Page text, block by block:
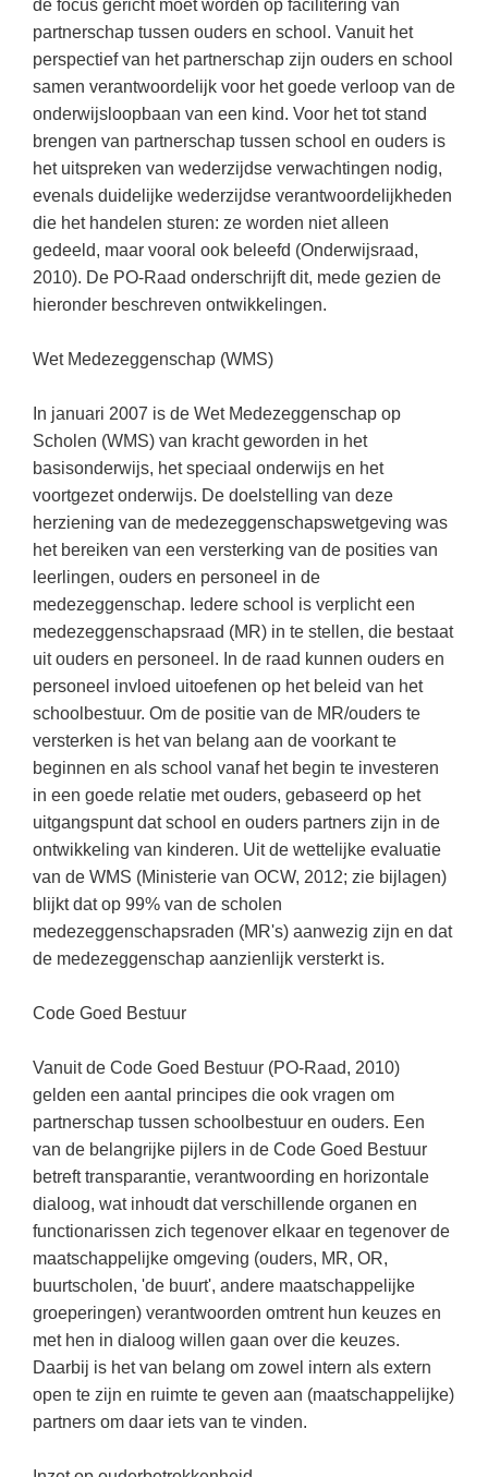
Techniek
Topografie
Verkeer
Verzorging
THEMA'S
Budgetteren
De boerderij
Eerste wereldoorlog
Evolutieleer
Feest- en Gedenkdagen
Godsdienstonderwijs
Kerstfeest
Kinderboekenweek
Kleurplaten
Mediawijsheid
Nieuws
Onderwijsprijs
Ruimte
Schoolreisideeën
Schoolspullen
Seizoenen
Seksualiteit
Sinterklaas
Startpagina onderwijs
Tweede Wereldoorlog
Taalvaardigheden
LESMATERIAAL
Beeldende Vorming
Biologie
Geld PO
Geld VO
Geschiedenis
Maatschappijleer
Sociale vaardigheden
Taalvaardigheid
Vakoverstijgend
Verzorging
MEER...
AI voor het onderwijs
Kruiswoordpuzzels
Onderwijslonen
Vrijeschoolonderwijs
Jenaplanonderwijs
Daltononderwijs
Schoolspullen
Onderwijsvacatures
Studieschuld & Hypotheek
Studenten laptop
Docentenplein nieuwsbrief
Nieuwsbrief archief
Onderwijs CV
Schoolvakanties
Huiswerkbegeleiding
Huiswerkbegeleider zoeken
Huiswerkbegeleider worden
de focus gericht moet worden op facilitering van
partnerschap tussen ouders en school. Vanuit het
perspectief van het partnerschap zijn ouders en school
samen verantwoordelijk voor het goede verloop van de
onderwijsloopbaan van een kind. Voor het tot stand
brengen van partnerschap tussen school en ouders is
het uitspreken van wederzijdse verwachtingen nodig,
evenals duidelijke wederzijdse verantwoordelijkheden
die het handelen sturen: ze worden niet alleen
gedeeld, maar vooral ook beleefd (Onderwijsraad,
2010). De PO-Raad onderschrijft dit, mede gezien de
hieronder beschreven ontwikkelingen.
Wet Medezeggenschap (WMS)
In januari 2007 is de Wet Medezeggenschap op
Scholen (WMS) van kracht geworden in het
basisonderwijs, het speciaal onderwijs en het
voortgezet onderwijs. De doelstelling van deze
herziening van de medezeggenschapswetgeving was
het bereiken van een versterking van de posities van
leerlingen, ouders en personeel in de
medezeggenschap. Iedere school is verplicht een
medezeggenschapsraad (MR) in te stellen, die bestaat
uit ouders en personeel. In de raad kunnen ouders en
personeel invloed uitoefenen op het beleid van het
schoolbestuur. Om de positie van de MR/ouders te
versterken is het van belang aan de voorkant te
beginnen en als school vanaf het begin te investeren
in een goede relatie met ouders, gebaseerd op het
uitgangspunt dat school en ouders partners zijn in de
ontwikkeling van kinderen. Uit de wettelijke evaluatie
van de WMS (Ministerie van OCW, 2012; zie bijlagen)
blijkt dat op 99% van de scholen
medezeggenschapsraden (MR's) aanwezig zijn en dat
de medezeggenschap aanzienlijk versterkt is.
Code Goed Bestuur
Vanuit de Code Goed Bestuur (PO-Raad, 2010)
gelden een aantal principes die ook vragen om
partnerschap tussen schoolbestuur en ouders. Een
van de belangrijke pijlers in de Code Goed Bestuur
betreft transparantie, verantwoording en horizontale
dialoog, wat inhoudt dat verschillende organen en
functionarissen zich tegenover elkaar en tegenover de
maatschappelijke omgeving (ouders, MR, OR,
buurtscholen, 'de buurt', andere maatschappelijke
groeperingen) verantwoorden omtrent hun keuzes en
met hen in dialoog willen gaan over die keuzes.
Daarbij is het van belang om zowel intern als extern
open te zijn en ruimte te geven aan (maatschappelijke)
partners om daar iets van te vinden.